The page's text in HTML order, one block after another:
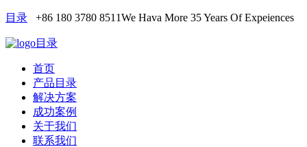
目录 +86 180 3780 8511We Hava More 35 Years Of Expeiences
目录
首页
产品目录
解决方案
成功案例
关于我们
联系我们